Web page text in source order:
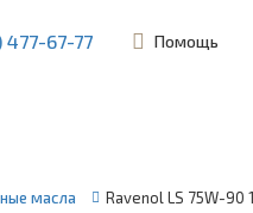
45Б
477-67-77 Помощь
масла Ravenol LS 75W-90